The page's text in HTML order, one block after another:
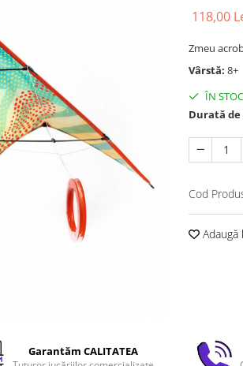
118,00
Zmeu
Vârstă: 8+
ÎN STOC
Durată
Cod
Adaugă
Garantăm CALITATEA